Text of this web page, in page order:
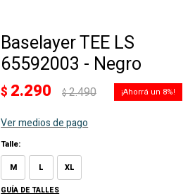
Baselayer TEE LS
65592003 - Negro
$ 2.290 $2.490 8
Ver medios de pago
Talle:
M
L XL
GUÍA DE TALLES